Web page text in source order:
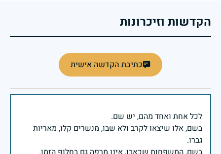
הקדשות וזיכרונות
כתיבת הקדשה אישית
בשם, אלו שיצאו לקרב ולא שבו, מנשרים קלו, מאריות